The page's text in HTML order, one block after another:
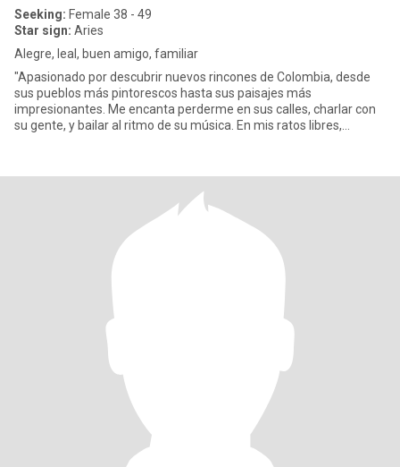
Seeking: Female 38 - 49
Star sign: Aries
Alegre, leal, buen amigo, familiar
"Apasionado por descubrir nuevos rincones de Colombia, desde
sus pueblos más pintorescos hasta sus paisajes más
impresionantes. Me encanta perderme en sus calles, charlar con
su gente, y bailar al ritmo de su música. En mis ratos libres,